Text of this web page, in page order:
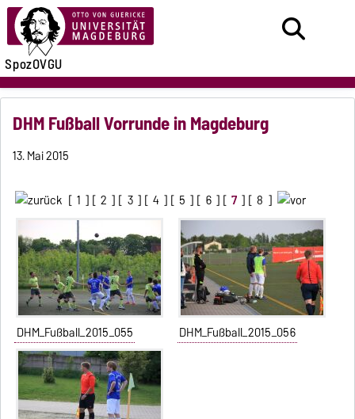
SpozOVGU
DHM Fußball Vorrunde in Magdeburg
13. Mai 2015
[ 1 ] [ 2 ] [ 3 ] [ 4 ] [ 5 ] [ 6 ] [ 7 ] [ 8 ]
DHM_Fußball_2015_055 DHM_Fußball_2015_056